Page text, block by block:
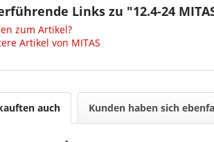
Links zu "12.4-24
zum Artikel?
Artikel von MITAS
auch Kunden haben sich